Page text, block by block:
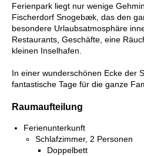
Ferienpark liegt nur wenige
Fischerdorf Snogebæk, das den
besondere Urlaubsatmosphäre
Restaurants, Geschäfte, eine
kleinen Inselhafen.
In einer wunderschönen Ecke der
fantastische Tage für die ganze
Raumaufteilung
Ferienunterkunft
Schlafzimmer, 2 Personen
Doppelbett